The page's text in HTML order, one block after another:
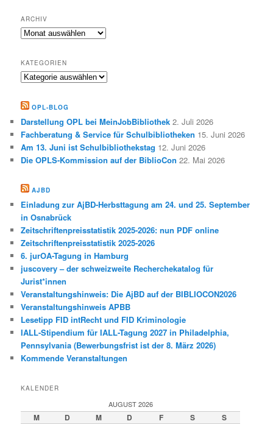
ARCHIV
Archiv
KATEGORIEN
Kategorien
OPL-BLOG
Darstellung OPL bei MeinJobBibliothek 2. Juli 2026
Fachberatung & Service für Schulbibliotheken 15. Juni 2026
Am 13. Juni ist Schulbibliothekstag 12. Juni 2026
Die OPLS-Kommission auf der BiblioCon 22. Mai 2026
AJBD
Einladung zur AjBD-Herbsttagung am 24. und 25. September
in Osnabrück
Zeitschriftenpreisstatistik 2025-2026: nun PDF online
Zeitschriftenpreisstatistik 2025-2026
6. jurOA-Tagung in Hamburg
juscovery – der schweizweite Recherchekatalog für
Jurist*innen
Veranstaltungshinweis: Die AjBD auf der BIBLIOCON2026
Veranstaltungshinweis APBB
Lesetipp FID intRecht und FID Kriminologie
IALL-Stipendium für IALL-Tagung 2027 in Philadelphia,
Pennsylvania (Bewerbungsfrist ist der 8. März 2026)
Kommende Veranstaltungen
KALENDER
AUGUST 2026
M D M D F S S